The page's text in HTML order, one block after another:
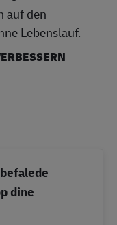
auf den
Lebenslauf.
dine